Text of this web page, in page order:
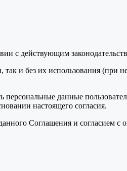
с действующим
и без их использования
данные
настоящего согласия.
Соглашения и согласием